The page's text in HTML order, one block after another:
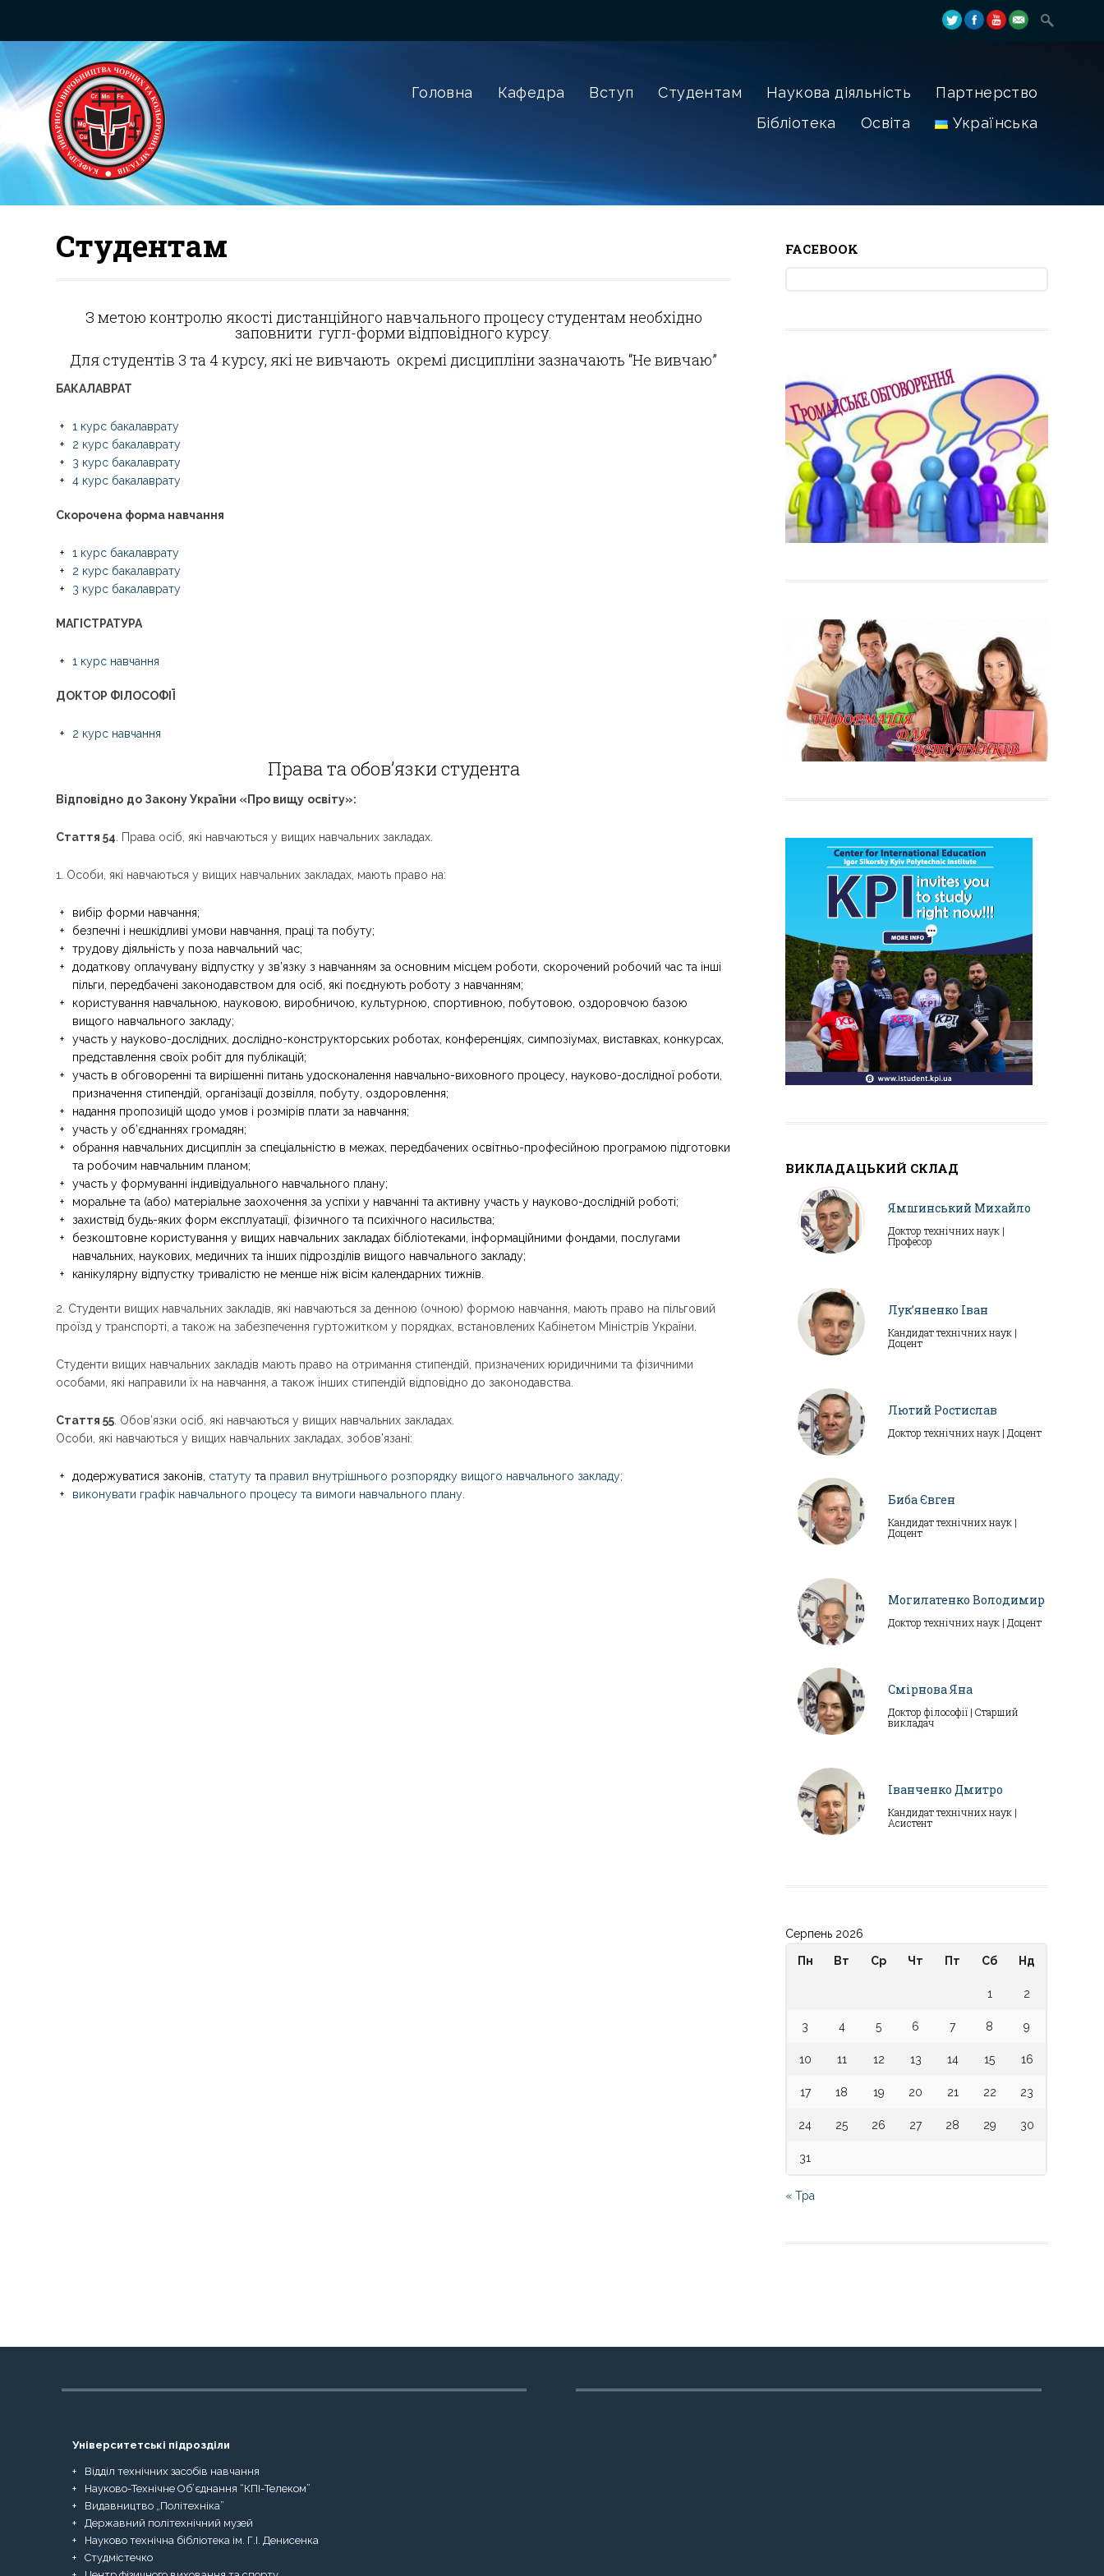
Головна Кафедра Вступ Студентам Наукова діяльність
Партнерство
Бібліотека
Освіта Українська
Студентам
З метою контролю якості дистанційного навчального процесу студентам необхідно
заповнити гугл-форми відповідного курсу.
Для студентів 3 та 4 курсу, які не вивчають окремі дисципліни зазначають “Не вивчаю”
БАКАЛАВРАТ
1 курс бакалаврату
2 курс бакалаврату
3 курс бакалаврату
4 курс бакалаврату
Скорочена форма навчання
1 курс бакалаврату
2 курс бакалаврату
3 курс бакалаврату
МАГІСТРАТУРА
1 курс навчання
ДОКТОР ФІЛОСОФІЇ
2 курс навчання
Права та обов’язки студента
Відповідно до Закону України «Про вищу освіту»:
Стаття 54 . Права осіб, які навчаються у вищих навчальних закладах.
1. Особи, які навчаються у вищих навчальних закладах, мають право на:
вибір форми навчання;
безпечні і нешкідливі умови навчання, праці та побуту;
трудову діяльність у поза навчальний час;
додаткову оплачувану відпустку у зв’язку з навчанням за основним місцем роботи, скорочений робочий час та інші
пільги, передбачені законодавством для осіб, які поєднують роботу з навчанням;
користування навчальною, науковою, виробничою, культурною, спортивною, побутовою, оздоровчою базою
вищого навчального закладу;
участь у науково-дослідних, дослідно-конструкторських роботах, конференціях, симпозіумах, виставках, конкурсах,
представлення своїх робіт для публікацій;
участь в обговоренні та вирішенні питань удосконалення навчально-виховного процесу, науково-дослідної роботи,
призначення стипендій, організації дозвілля, побуту, оздоровлення;
надання пропозицій щодо умов і розмірів плати за навчання;
участь у об’єднаннях громадян;
обрання навчальних дисциплін за спеціальністю в межах, передбачених освітньо-професійною програмою підготовки
та робочим навчальним планом;
участь у формуванні індивідуального навчального плану;
моральне та (або) матеріальне заохочення за успіхи у навчанні та активну участь у науково-дослідній роботі;
захиствід будь-яких форм експлуатації, фізичного та психічного насильства;
безкоштовне користування у вищих навчальних закладах бібліотеками, інформаційними фондами, послугами
навчальних, наукових, медичних та інших підрозділів вищого навчального закладу;
канікулярну відпустку тривалістю не менше ніж вісім календарних тижнів.
2. Студенти вищих навчальних закладів, які навчаються за денною (очною) формою навчання, мають право на пільговий
проїзд у транспорті, а також на забезпечення гуртожитком у порядках, встановлених Кабінетом Міністрів України.
Студенти вищих навчальних закладів мають право на отримання стипендій, призначених юридичними та фізичними
особами, які направили їх на навчання, а також інших стипендій відповідно до законодавства.
Стаття 55 . Обов’язки осіб, які навчаються у вищих навчальних закладах.
Особи, які навчаються у вищих навчальних закладах, зобов’язані:
додержуватися законів, статуту та правил внутрішнього розпорядку вищого навчального закладу;
виконувати графік навчального процесу та вимоги навчального плану.
FACEBOOK
ВИКЛАДАЦЬКИЙ СКЛАД
Ямшинський Михайло
Доктор технічних наук |
Професор
Лук’яненко Іван
Кандидат технічних наук |
Доцент
Лютий Ростислав
Доктор технічних наук | Доцент
Биба Євген
Кандидат технічних наук |
Доцент
Могилатенко Володимир
Доктор технічних наук | Доцент
Смірнова Яна
Доктор філософії | Старший
викладач
Іванченко Дмитро
Кандидат технічних наук |
Асистент
Серпень 2026
Пн Вт Ср Чт Пт Сб Нд
1 2
3 4 5 6 7 8 9
10 11 12 13 14 15 16
17 18 19 20 21 22 23
24 25 26 27 28 29 30
31
« Тра
Університетські підрозділи
Відділ технічних засобів навчання
Науково-Технічне Об’єднання “КПІ-Телеком”
Видавництво „Політехніка”
Державний політехнічний музей
Науково технічна бібліотека ім. Г.І. Денисенка
Студмістечко